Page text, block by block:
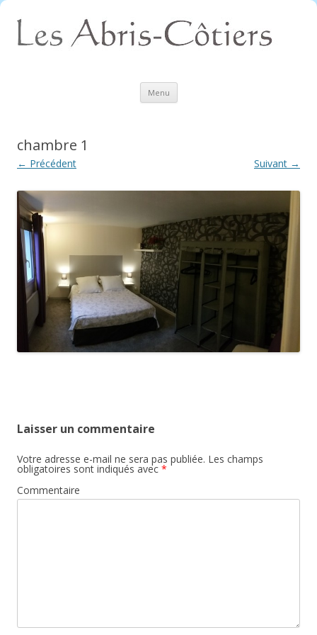
Menu Aller
contenu
chambre 1
← Précédent Suivant →
Laisser un commentaire
Votre adresse e-mail ne sera pas publiée. Les champs
obligatoires sont indiqués avec *
Commentaire